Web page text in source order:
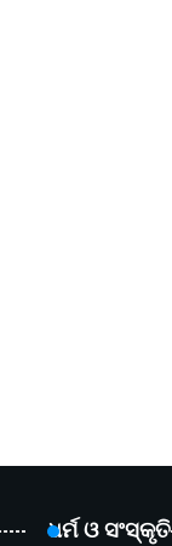
ଧର୍ମ ଓ ସଂସ୍କୃତି